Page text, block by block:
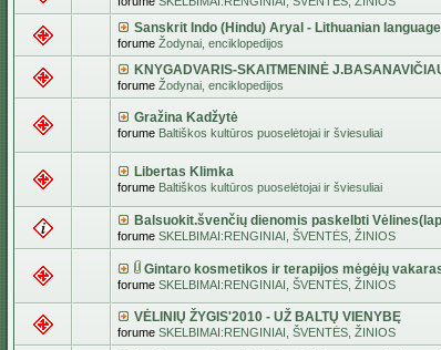
Sanskrit Indo (Hindu) Aryal - Lithuanian
forume Žodynai, enciklopedijos
KNYGADVARIS-SKAITMENINĖ
forume Žodynai, enciklopedijos
Gražina Kadžytė
forume Baltiškos kultūros puoselėtojai ir šviesuliai
Libertas Klimka
forume Baltiškos kultūros puoselėtojai ir šviesuliai
Balsuokit.švenčių dienomis paskelbti
forume SKELBIMAI:RENGINIAI, ŠVENTĖS, ŽINIOS
Gintaro kosmetikos ir terapijos mėgėjų
forume SKELBIMAI:RENGINIAI, ŠVENTĖS, ŽINIOS
VĖLINIŲ ŽYGIS'2010 - UŽ BALTŲ VIENYBĘ
forume SKELBIMAI:RENGINIAI, ŠVENTĖS, ŽINIOS